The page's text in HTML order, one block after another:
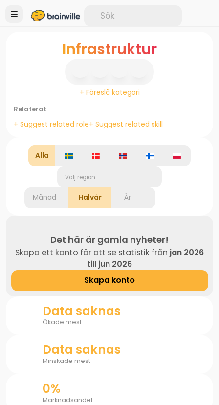
Infrastruktur
+ Föreslå kategori
Relaterat
+ Suggest related role+ Suggest related skill
Alla
Välj region
Månad Halvår År
Det här är gamla nyheter!
Skapa ett konto för att se statistik från jan 2026
till jun 2026
Skapa konto
Data saknas
Ökade mest
Data saknas
Minskade mest
0%
Marknadsandel